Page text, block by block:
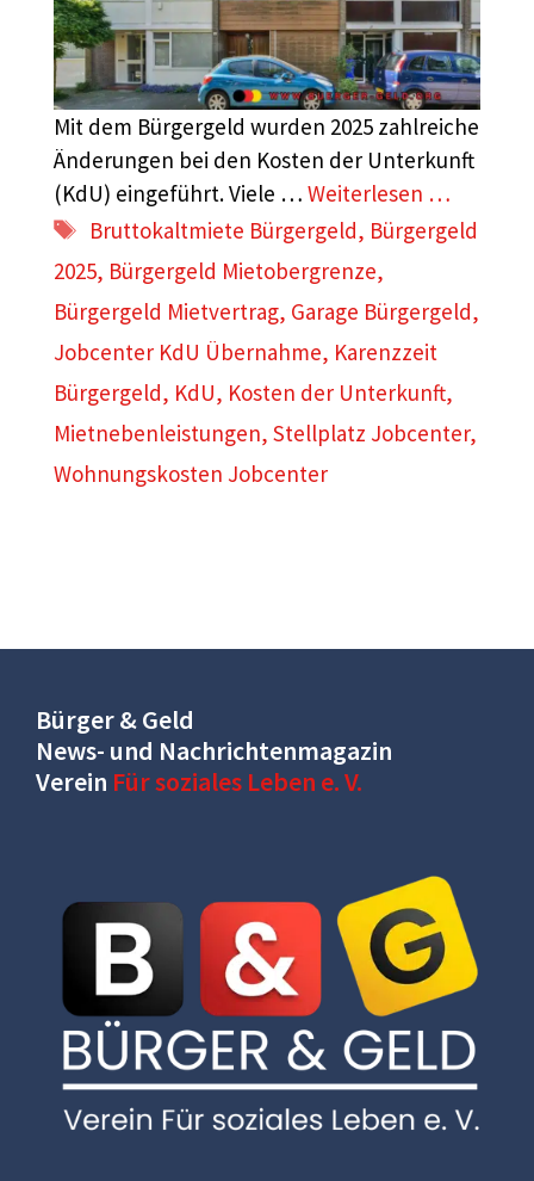
Mit dem Bürgergeld wurden 2025 zahlreiche
Änderungen bei den Kosten der Unterkunft
(KdU) eingeführt. Viele … Weiterlesen …
Schlagwörter
Bruttokaltmiete Bürgergeld, Bürgergeld
2025, Bürgergeld Mietobergrenze,
Bürgergeld Mietvertrag, Garage Bürgergeld,
Jobcenter KdU Übernahme, Karenzzeit
Bürgergeld, KdU, Kosten der Unterkunft,
Mietnebenleistungen, Stellplatz Jobcenter,
Wohnungskosten Jobcenter
Bürger & Geld
News- und Nachrichtenmagazin
Verein Für soziales Leben e. V.